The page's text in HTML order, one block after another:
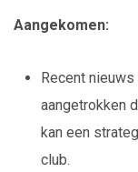
Aangekomen:
Recent
aangetrokken
kan een
club.